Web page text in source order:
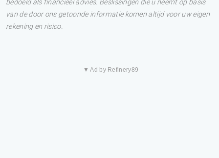
bedoeld als financieel advies. Beslissingen die u neemt op basis
van de door ons getoonde informatie komen altijd voor uw eigen
rekening en risico.
▼ Ad by Refinery89